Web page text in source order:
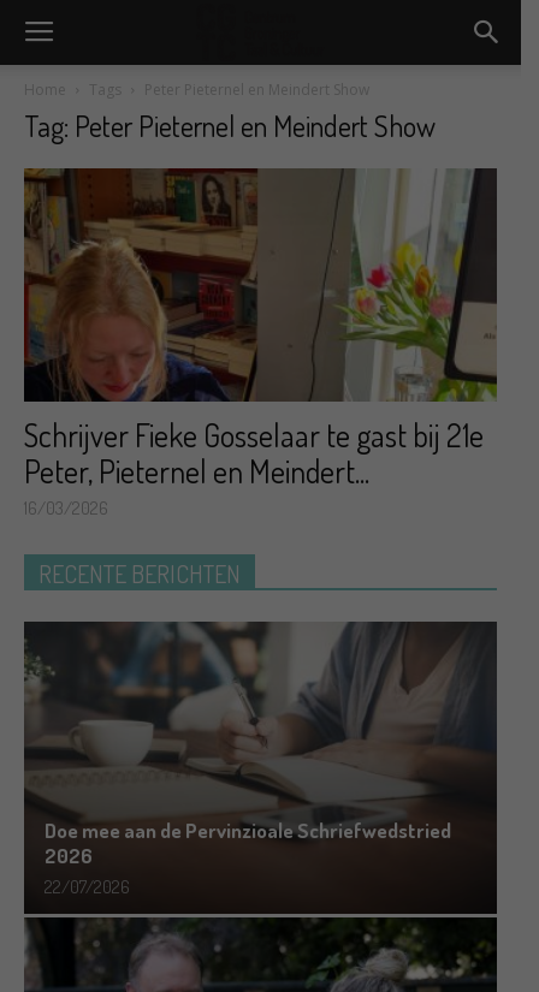
Home Tags Peter Pieternel en Meindert Show
Tag: Peter Pieternel en Meindert Show
Schrijver Fieke Gosselaar te gast bij 21e
Peter, Pieternel en Meindert...
16/03/2026
RECENTE BERICHTEN
Doe mee aan de Pervinzioale Schriefwedstried
2026
22/07/2026